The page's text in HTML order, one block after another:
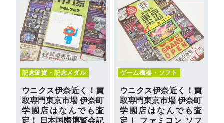
記念硬貨・記念メダル
ウニクス伊奈近く！買
取専門東京市場 伊奈町
学園店はなんでも査
定！ 日本国際博覧会記
ゲーム機器・ソフト
ウニクス伊奈近く！買
取専門東京市場 伊奈町
学園店はなんでも査
定！ ファミコン ソフ